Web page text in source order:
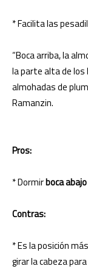
* Facilita las
“Boca arriba, la
la parte alta de
almohadas de
Ramanzin.
Pros:
* Dormirboca abajo
Contras:
* Es la posición
girar la cabeza